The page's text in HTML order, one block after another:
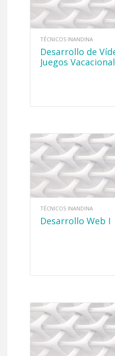
TÉCNICOS INANDINA
Desarrollo de Vídeo
Juegos Vacacional
TÉCNICOS INANDINA
Desarrollo Web I